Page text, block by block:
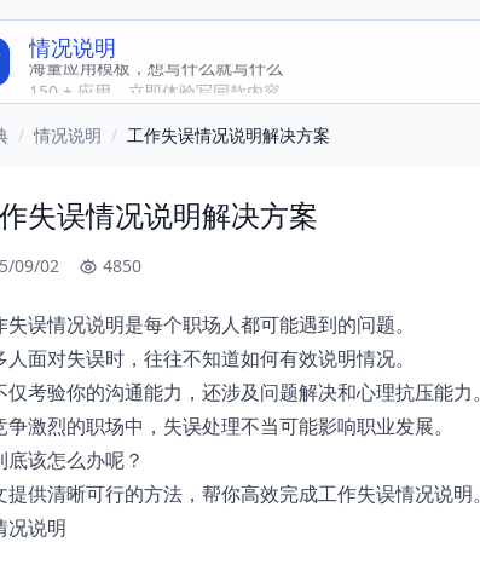
情况说明
海量应用模板，想写什么就写什么
150 + 应用，立即体验写同款内容
/ 情况说明 / 工作失误情况说明解决方案
失误情况说明解决方案
09/02 4850
失误情况说明是每个职场人都可能遇到的问题。
人面对失误时，往往不知道如何有效说明情况。
仅考验你的沟通能力，还涉及问题解决和心理抗压能力。
争激烈的职场中，失误处理不当可能影响职业发展。
底该怎么办呢？
提供清晰可行的方法，帮你高效完成工作失误情况说明。